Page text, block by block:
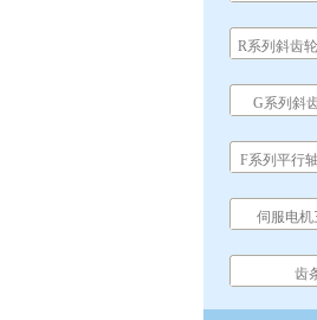
R系列斜齿
G系列斜
F系列平行
伺服电机
齿